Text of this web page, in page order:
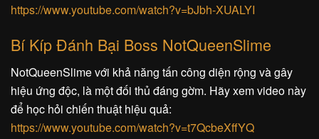
https://www.youtube.com/watch?v=bJbh-XUALYI
Bí Kíp Đánh Bại Boss NotQueenSlime
NotQueenSlime với khả năng tấn công diện rộng và gây
hiệu ứng độc, là một đối thủ đáng gờm. Hãy xem video này
để học hỏi chiến thuật hiệu quả:
https://www.youtube.com/watch?v=t7QcbeXffYQ